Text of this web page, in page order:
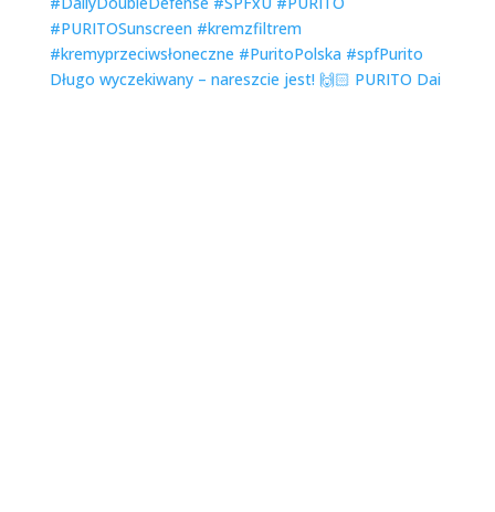
Długo wyczekiwany – nareszcie jest! 🙌🏻 PURITO Dai